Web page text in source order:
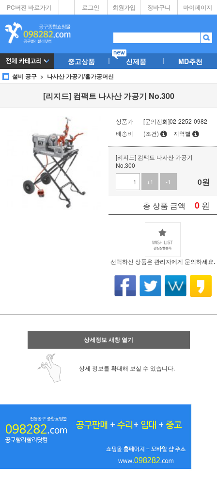
PC버전 바로가기 마이페이지
장바구니
회원가입
로그인
중고상품 신제품 MD추천
설비 공구 나사산 가공기/홀가공머신
[리지드] 컴팩트 나사산 가공기 No.300
상품가
[문의전화]02-2252-0982
배송비
(조건) 지역별
[리지드] 컴팩트 나사산 가공기
No.300
+1
-1 0원
총 상품 금액 0 원
선택하신 상품은 관리자에게 문의하세요.
상세정보 새창 열기
상세 정보를 확대해 보실 수 있습니다.